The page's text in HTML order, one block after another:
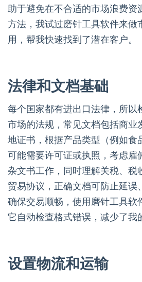
助于避免在不合适的市场浪费资
方法，我试过磨针工具软件来做
用，帮我快速找到了潜在客户。
法律和文档基础
每个国家都有进出口法律，所以
市场的法规，常见文档包括商业
地证书，根据产品类型（例如食
可能需要许可证或执照，考虑雇
杂文书工作，同时理解关税、税
贸易协议，正确文档可防止延误
确保交易顺畅，使用磨针工具软
它自动检查格式错误，减少了我
设置物流和运输